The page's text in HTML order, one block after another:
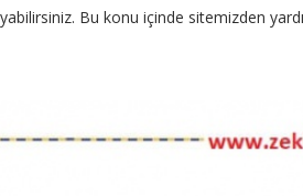
Bu konu içinde sitemizden